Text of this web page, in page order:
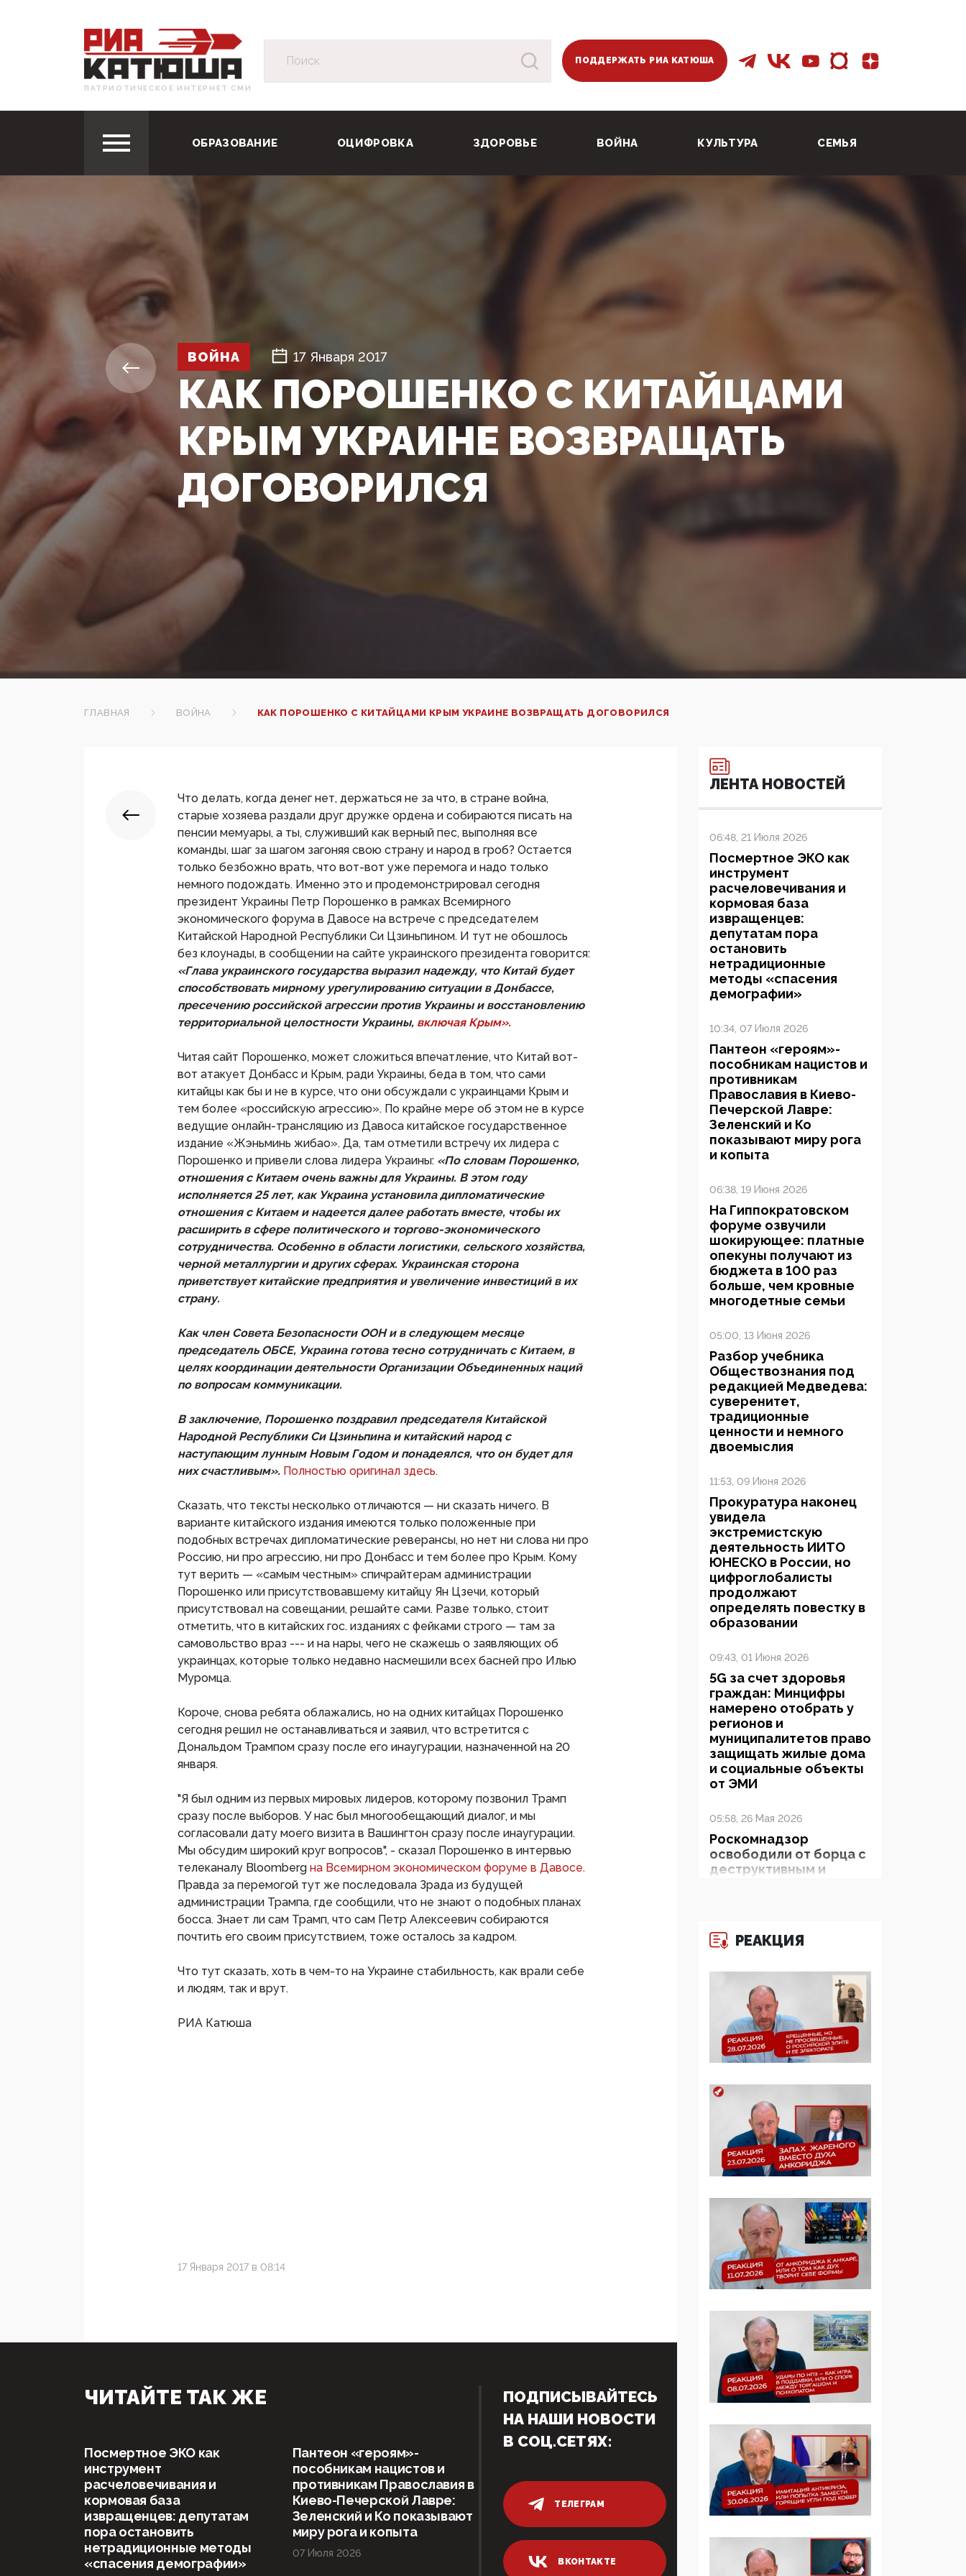
ПАТРИОТИЧЕСКОЕ ИНТЕРНЕТ СМИ
ПОДДЕРЖАТЬ РИА КАТЮША
ОБРАЗОВАНИЕ ОЦИФРОВКА ЗДОРОВЬЕ ВОЙНА КУЛЬТУРА СЕМЬЯ
ВОЙНА 17 Января 2017
КАК ПОРОШЕНКО С КИТАЙЦАМИ
КРЫМ УКРАИНЕ ВОЗВРАЩАТЬ
ДОГОВОРИЛСЯ
ГЛАВНАЯ ВОЙНА КАК ПОРОШЕНКО С КИТАЙЦАМИ КРЫМ УКРАИНЕ ВОЗВРАЩАТЬ ДОГОВОРИЛСЯ
Что делать, когда денег нет, держаться не за что, в стране война,
старые хозяева раздали друг дружке ордена и собираются писать на
пенсии мемуары, а ты, служивший как верный пес, выполняя все
команды, шаг за шагом загоняя свою страну и народ в гроб? Остается
только безбожно врать, что вот-вот уже перемога и надо только
немного подождать. Именно это и продемонстрировал сегодня
президент Украины Петр Порошенко в рамках Всемирного
экономического форума в Давосе на встрече с председателем
Китайской Народной Республики Си Цзиньпином. И тут не обошлось
без клоунады, в сообщении на сайте украинского президента говорится:
«Глава украинского государства выразил надежду, что Китай будет
способствовать мирному урегулированию ситуации в Донбассе,
пресечению российской агрессии против Украины и восстановлению
территориальной целостности Украины, включая Крым».
Читая сайт Порошенко, может сложиться впечатление, что Китай вот-
вот атакует Донбасс и Крым, ради Украины, беда в том, что сами
китайцы как бы и не в курсе, что они обсуждали с украинцами Крым и
тем более «российскую агрессию». По крайне мере об этом не в курсе
ведущие онлайн-трансляцию из Давоса китайское государственное
издание «Жэньминь жибао». Да, там отметили встречу их лидера с
Порошенко и привели слова лидера Украины: «По словам Порошенко,
отношения с Китаем очень важны для Украины. В этом году
исполняется 25 лет, как Украина установила дипломатические
отношения с Китаем и надеется далее работать вместе, чтобы их
расширить в сфере политического и торгово-экономического
сотрудничества. Особенно в области логистики, сельского хозяйства,
черной металлургии и других сферах. Украинская сторона
приветствует китайские предприятия и увеличение инвестиций в их
страну.
Как член Совета Безопасности ООН и в следующем месяце
председатель ОБСЕ, Украина готова тесно сотрудничать с Китаем, в
целях координации деятельности Организации Объединенных наций
по вопросам коммуникации.
В заключение, Порошенко поздравил председателя Китайской
Народной Республики Си Цзиньпина и китайский народ с
наступающим лунным Новым Годом и понадеялся, что он будет для
них счастливым». Полностью оригинал здесь.
Сказать, что тексты несколько отличаются — ни сказать ничего. В
варианте китайского издания имеются только положенные при
подобных встречах дипломатические реверансы, но нет ни слова ни про
Россию, ни про агрессию, ни про Донбасс и тем более про Крым. Кому
тут верить — «самым честным» спичрайтерам администрации
Порошенко или присутствовавшему китайцу Ян Цзечи, который
присутствовал на совещании, решайте сами. Разве только, стоит
отметить, что в китайских гос. изданиях с фейками строго — там за
самовольство враз --- и на нары, чего не скажешь о заявляющих об
украинцах, которые только недавно насмешили всех басней про Илью
Муромца.
Короче, снова ребята облажались, но на одних китайцах Порошенко
сегодня решил не останавливаться и заявил, что встретится с
Дональдом Трампом сразу после его инаугурации, назначенной на 20
января.
"Я был одним из первых мировых лидеров, которому позвонил Трамп
сразу после выборов. У нас был многообещающий диалог, и мы
согласовали дату моего визита в Вашингтон сразу после инаугурации.
Мы обсудим широкий круг вопросов", - сказал Порошенко в интервью
телеканалу Bloomberg на Всемирном экономическом форуме в Давосе.
Правда за перемогой тут же последовала Зрада из будущей
администрации Трампа, где сообщили, что не знают о подобных планах
босса. Знает ли сам Трамп, что сам Петр Алексеевич собираются
почтить его своим присутствием, тоже осталось за кадром.
Что тут сказать, хоть в чем-то на Украине стабильность, как врали себе
и людям, так и врут.
РИА Катюша
17 Января 2017 в 08:14
ЛЕНТА НОВОСТЕЙ
06:48, 21 Июля 2026
Посмертное ЭКО как
инструмент
расчеловечивания и
кормовая база
извращенцев:
депутатам пора
остановить
нетрадиционные
методы «спасения
демографии»
10:34, 07 Июля 2026
Пантеон «героям»-
пособникам нацистов и
противникам
Православия в Киево-
Печерской Лавре:
Зеленский и Ко
показывают миру рога
и копыта
06:38, 19 Июня 2026
На Гиппократовском
форуме озвучили
шокирующее: платные
опекуны получают из
бюджета в 100 раз
больше, чем кровные
многодетные семьи
05:00, 13 Июня 2026
Разбор учебника
Обществознания под
редакцией Медведева:
суверенитет,
традиционные
ценности и немного
двоемыслия
11:53, 09 Июня 2026
Прокуратура наконец
увидела
экстремистскую
деятельность ИИТО
ЮНЕСКО в России, но
цифроглобалисты
продолжают
определять повестку в
образовании
09:43, 01 Июня 2026
5G за счет здоровья
граждан: Минцифры
намерено отобрать у
регионов и
муниципалитетов право
защищать жилые дома
и социальные объекты
от ЭМИ
05:58, 26 Мая 2026
Роскомнадзор
освободили от борца с
деструктивным и
Манифест против
семьи и традиционных
ценностей: «Новые
люди» поднимают
электорат феминисток
на битву с
мужчинами-«бабуинам
Эзотерика,
инфоцыганство и
лженаука под ширмой
защиты традиционных
ценностей: кто и с чем
выступал на форуме
будущего»
09:40, 06 Мая 2026
Симулякр патриотизма
и благолепия:
профилактика негатива
среди молодежи снова
отдана на откуп
«движперам»
03:35, 25 Апреля 2026
120 лет
парламентаризма: как
институт
народовластия
превратился в «чего
изволите» для
Правительства и АП
06:29, 15 Апреля 2026
Социальный фонд
России – пионер
жесткого внедрения
РЕАКЦИЯ
ЧИТАЙТЕ ТАК ЖЕ
Посмертное ЭКО как
инструмент
расчеловечивания и
кормовая база
извращенцев: депутатам
пора остановить
нетрадиционные методы
«спасения демографии»
Пантеон «героям»-
пособникам нацистов и
противникам Православия в
Киево-Печерской Лавре:
Зеленский и Ко показывают
миру рога и копыта
07 Июля 2026
ПОДПИСЫВАЙТЕСЬ
НА НАШИ НОВОСТИ
В СОЦ.СЕТЯХ:
ТЕЛЕГРАМ
ВКОНТАКТЕ